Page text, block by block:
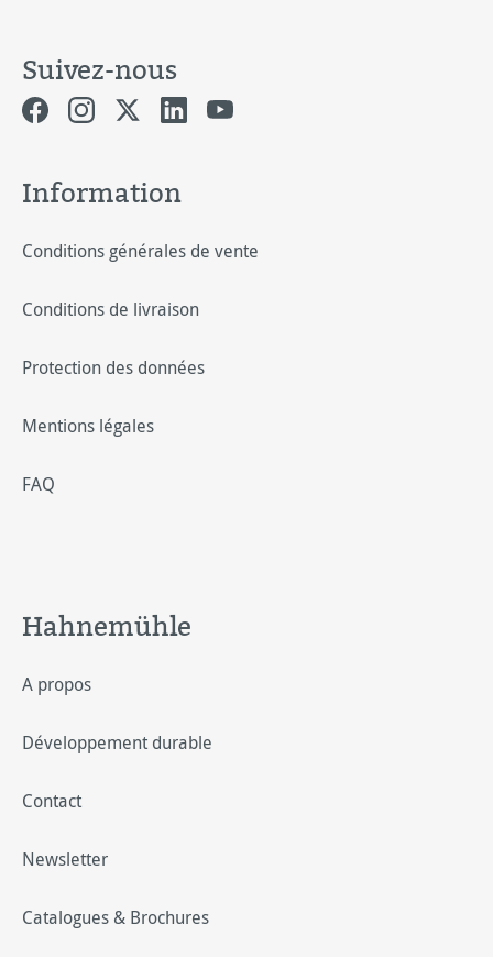
Suivez-nous
Information
Conditions générales de vente
Conditions de livraison
Protection des données
Mentions légales
FAQ
Hahnemühle
A propos
Développement durable
Contact
Newsletter
Catalogues & Brochures